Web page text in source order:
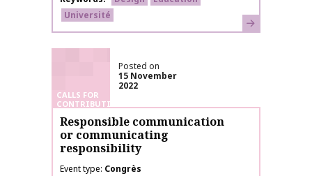
Université
Learn more
CALLS FOR
CONTRIBUTIONS
Posted on
15 November
2022
Responsible communication
or communicating
responsibility
Event type Congrès